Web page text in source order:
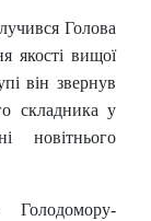
Голова
якості вищої
він звернув
складника у
новітнього